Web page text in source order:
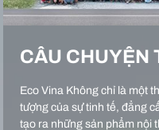
CÂU CHUYỆN
Eco Vina Không chỉ là một
tượng của sự tinh tế, đẳng
tạo ra những sản phẩm nội